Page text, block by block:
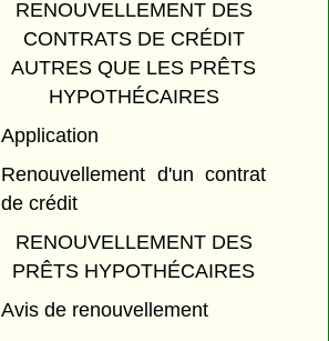
RENOUVELLEMENT DES
CONTRATS DE CRÉDIT
AUTRES QUE LES PRÊTS
HYPOTHÉCAIRES
Application
Renouvellement d'un contrat
de crédit
RENOUVELLEMENT DES
PRÊTS HYPOTHÉCAIRES
Avis de renouvellement